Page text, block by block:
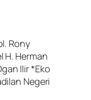
Rony
H. Herman
Ilir *Eko
Negeri